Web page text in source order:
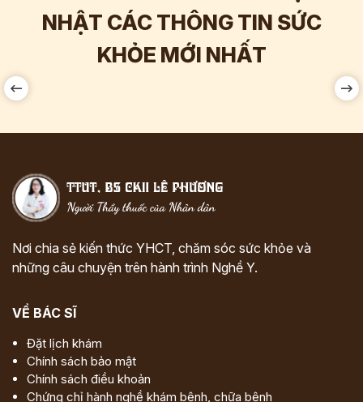
NHẬT CÁC THÔNG TIN SỨC
KHỎE MỚI NHẤT
Nơi chia sẻ kiến thức YHCT, chăm sóc sức khỏe và
những câu chuyện trên hành trình Nghề Y.
VỀ BÁC SĨ
Đặt lịch khám
Chính sách bảo mật
Chính sách điều khoản
Chứng chỉ hành nghề khám bệnh, chữa bệnh